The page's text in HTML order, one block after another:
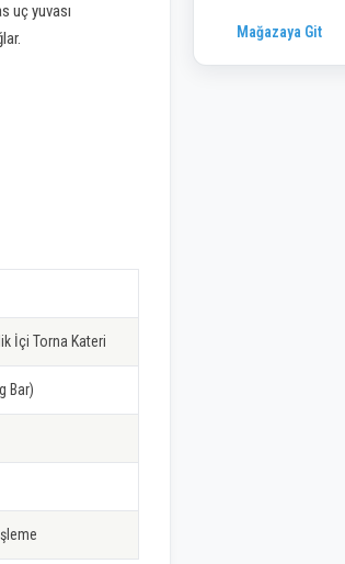
uç yuvası
İçi Torna Kateri
Bar)
Mağazaya Git